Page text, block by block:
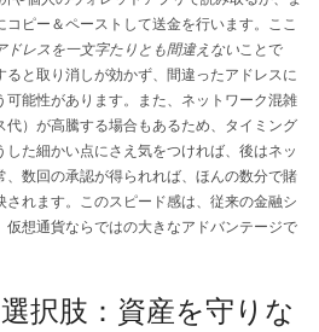
ピー＆ペーストして送金を行います。ここ
ドレスを一文字たりとも間違えないことで
と取り消しが効かず、間違ったアドレスに
能性があります。また、ネットワーク混雑
）が高騰する場合もあるため、タイミング
た細かい点にさえ気をつければ、後はネッ
、数回の承認が得られれば、ほんの数分で賭
れます。このスピード感は、従来の金融シ
想通貨ならではの大きなアドバンテージで
択肢：資産を守りな